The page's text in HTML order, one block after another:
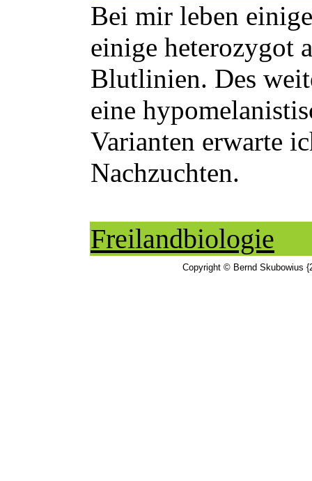
Bei mir leben
einige heterozygot
Blutlinien. Des
eine
Varianten erwarte
Nachzuchten.
Freilandbiologie
Copyright © Bernd Skubowius